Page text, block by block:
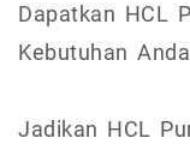
Dapatkan HCL
Kebutuhan Anda
Jadikan HCL